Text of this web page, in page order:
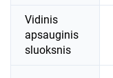
Vidinis
apsauginis
sluoksnis